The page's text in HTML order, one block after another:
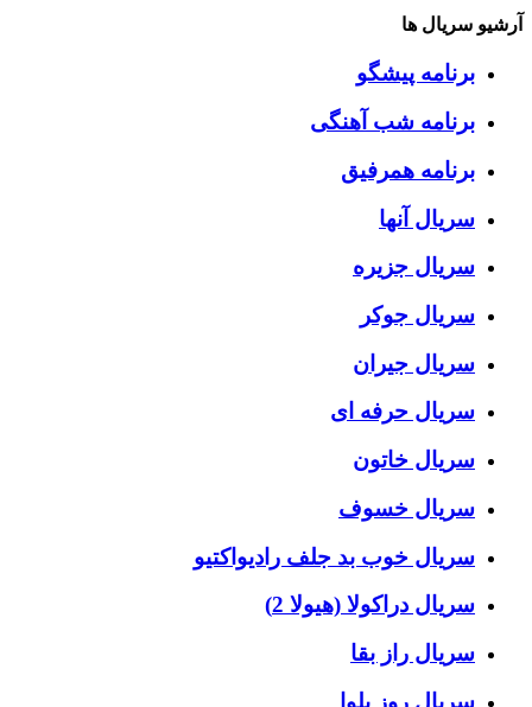
آرشیو سریال ها
برنامه پیشگو
برنامه شب آهنگی
برنامه همرفیق
سریال آنها
سریال جزیره
سریال جوکر
سریال جیران
سریال حرفه ای
سریال خاتون
سریال خسوف
سریال خوب بد جلف رادیواکتیو
سریال دراکولا (هیولا 2)
سریال راز بقا
سریال روز بلوا